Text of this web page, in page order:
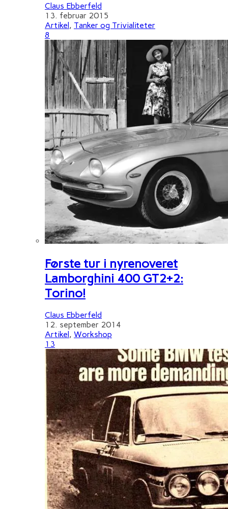
Claus Ebberfeld
13. februar 2015
Artikel, Tanker og Trivialiteter
8
Første tur i nyrenoveret
Lamborghini 400 GT2+2:
Torino!
Claus Ebberfeld
12. september 2014
Artikel , Workshop
13